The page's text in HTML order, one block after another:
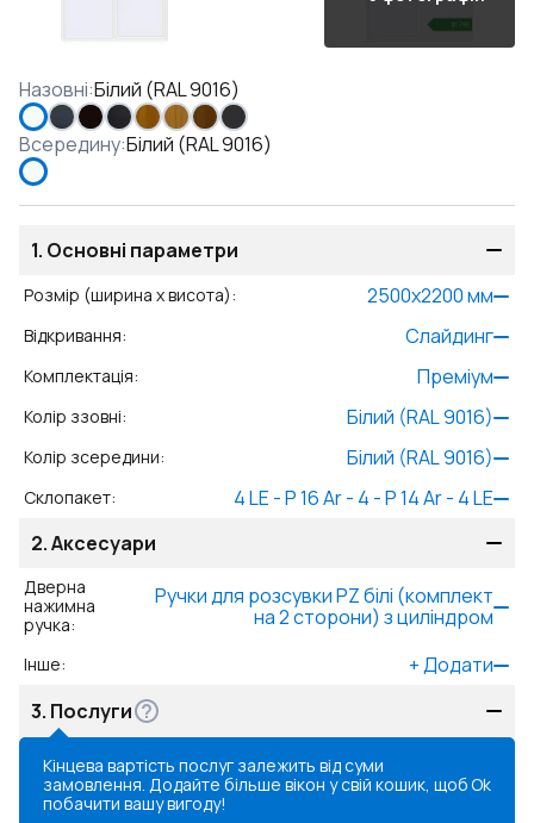
Назовні:Білий (RAL 9016)
Всередину:Білий (RAL 9016)
1. Основні параметри
Розмір (ширина x висота): 2500x2200мм
Відкривання: Слайдинг
Комплектація: Преміум
Колір ззовні: Білий (RAL 9016)
Колір зсередини: Білий (RAL 9016)
Склопакет:
4 LE - P 16 Ar - 4 - P 14 Ar - 4 LE
2.Аксесуари
Дверна
нажимна
ручка:
Ручки для розсувки PZ білі (комплект
на 2 сторони) з циліндром
Інше: +Додати
3. Послуги
Кінцева вартість послуг залежить від суми
замовлення. Додайте більше вікон у свій кошик, щоб
побачити вашу вигоду!
Ok